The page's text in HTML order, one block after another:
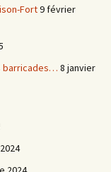
Fort9 février
barricades… 8 janvier